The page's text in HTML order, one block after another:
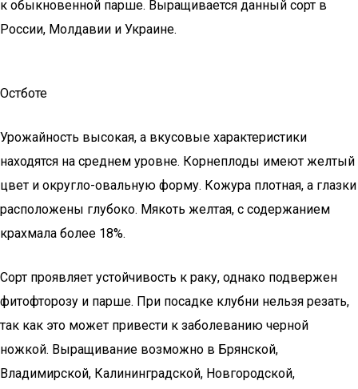
к обыкновенной парше. Выращивается данный сорт в
России, Молдавии и Украине.
Остботе
Урожайность высокая, а вкусовые характеристики
находятся на среднем уровне. Корнеплоды имеют желтый
цвет и округло-овальную форму. Кожура плотная, а глазки
расположены глубоко. Мякоть желтая, с содержанием
крахмала более 18%.
Сорт проявляет устойчивость к раку, однако подвержен
фитофторозу и парше. При посадке клубни нельзя резать,
так как это может привести к заболеванию черной
ножкой. Выращивание возможно в Брянской,
Владимирской, Калининградской, Новгородской,